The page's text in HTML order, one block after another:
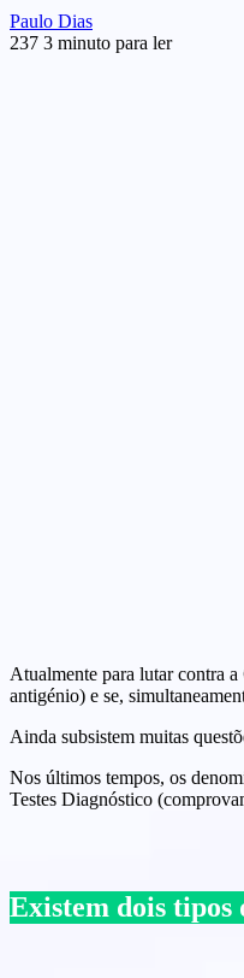
Paulo DiasSend
an
237 3 minuto para ler
Atualmente para lutar contra a
antigénio) e se,
Ainda subsistem muitas
Nos últimos tempos, os
Testes Diagnóstico
Existem dois tipos